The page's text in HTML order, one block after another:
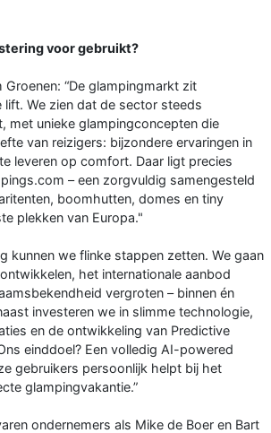
voor gebruikt?
“De glampingmarkt zit
lift. We zien dat de sector steeds
met unieke glampingconcepten die
van reizigers: bijzondere ervaringen in
leveren op comfort. Daar ligt precies
– een zorgvuldig samengesteld
boomhutten, domes en tiny
plekken van Europa."
kunnen we flinke stappen zetten. We gaan
het internationale aanbod
vergroten – binnen én
investeren we in slimme technologie,
en de ontwikkeling van Predictive
einddoel? Een volledig AI-powered
gebruikers persoonlijk helpt bij het
glampingvakantie.”
ondernemers als Mike de Boer en Bart